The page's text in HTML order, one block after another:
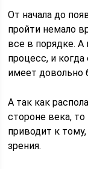
От начала до
пройти немало
все в порядке. А
процесс, и
имеет довольно
А так как
стороне века, то
приводит к
зрения.